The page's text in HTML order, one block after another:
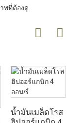
น้ำมันเมล็ดโรส